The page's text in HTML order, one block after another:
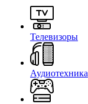
Телевизоры
Аудиотехника